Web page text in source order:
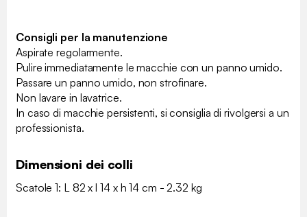
Consigli per la manutenzione
Aspirate regolarmente.
Pulire immediatamente le macchie con un panno umido.
Passare un panno umido, non strofinare.
Non lavare in lavatrice.
In caso di macchie persistenti, si consiglia di rivolgersi a un
professionista.
Dimensioni dei colli
Scatole 1: L 82 x l 14 x h 14 cm - 2.32 kg